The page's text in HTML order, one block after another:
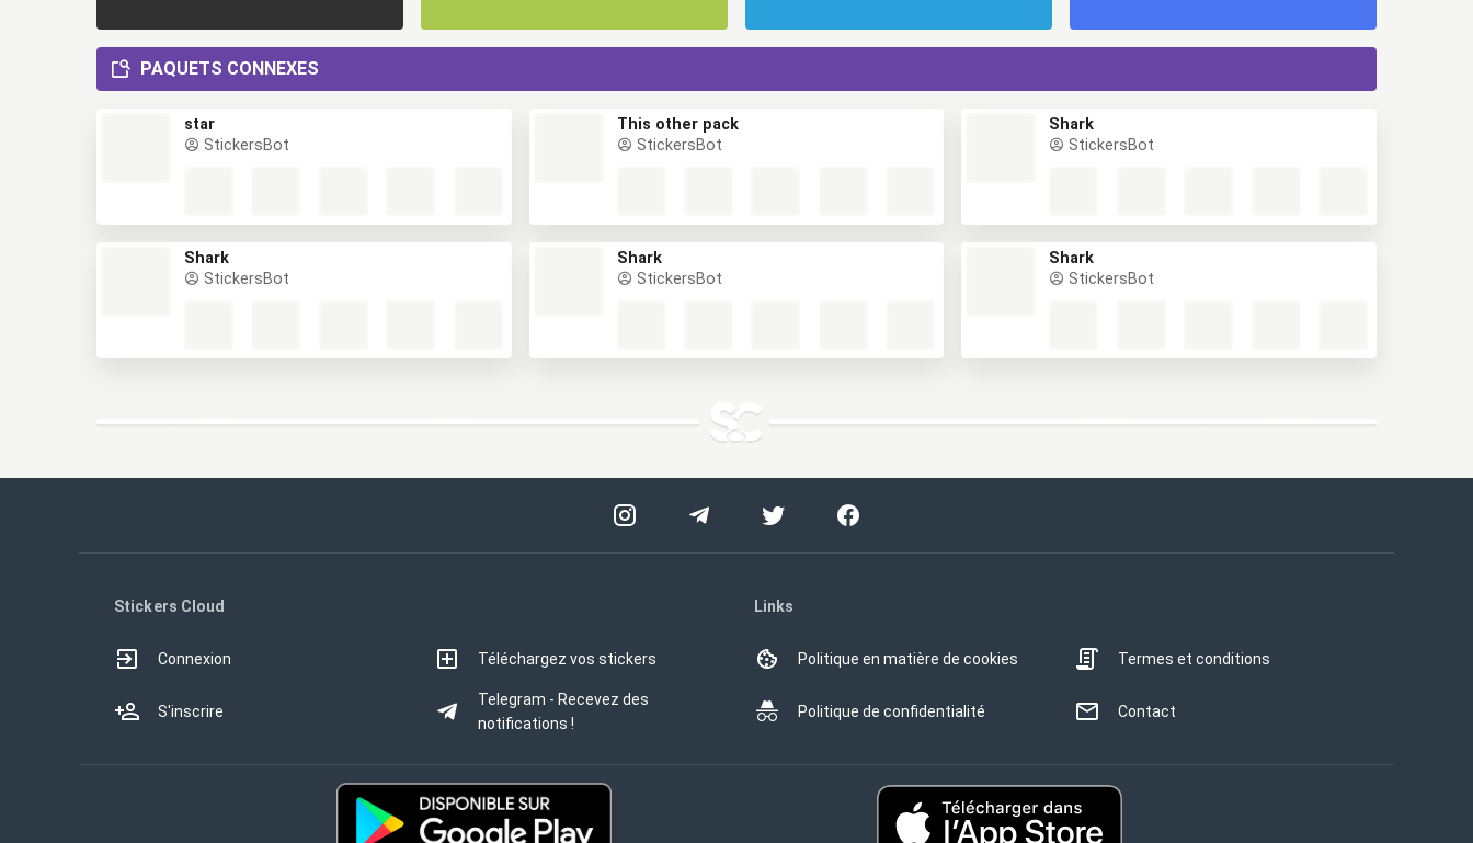
PAQUETS CONNEXES
star
StickersBot
This other pack
StickersBot
Shark
StickersBot
Shark
StickersBot
Shark
StickersBot
Shark
StickersBot
Stickers Cloud
Connexion
S'inscrire
Téléchargez vos stickers
Telegram - Recevez des
notifications !
Links
Politique en matière de cookies
Politique de confidentialité
Termes et conditions
Contact